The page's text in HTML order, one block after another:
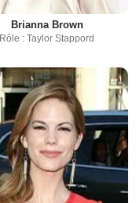
Brianna Brown
Rôle : Taylor Stappord